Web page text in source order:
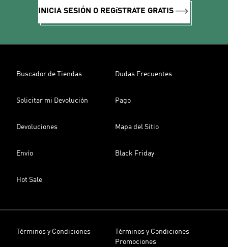
INICIA SESIÓN O REGíSTRATE GRATIS
Buscador de Tiendas Dudas Frecuentes
Solicitar mi Devolución Pago
Devoluciones Mapa del Sitio
Envío Black Friday
Hot Sale
Términos y Condiciones
Términos y Condiciones
Promociones